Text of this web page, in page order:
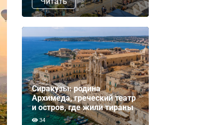
Сиракузы: родина
Архимеда, греческий театр
и остров, где жили тираны
34